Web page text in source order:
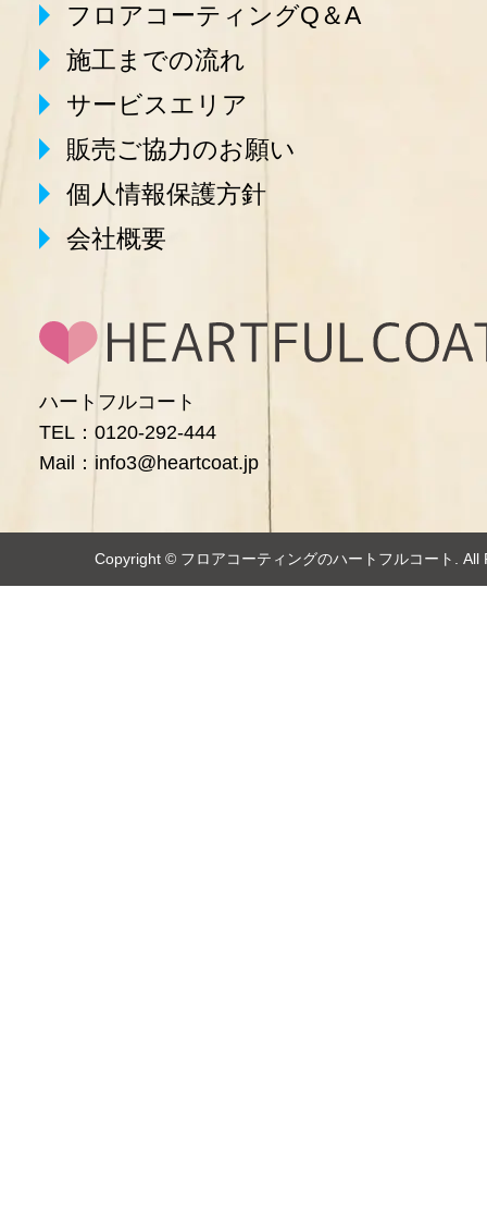
フロアコーティングQ＆A
施工までの流れ
サービスエリア
販売ご協力のお願い
個人情報保護方針
会社概要
ハートフルコート
TEL：0120-292-444
Mail：info3@heartcoat.jp
Copyright ©️ フロアコーティングのハートフルコート .